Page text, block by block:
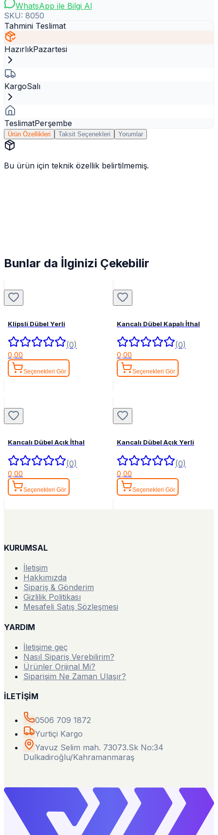
WhatsApp ile Bilgi Al
SKU: 8050
Tahmini Teslimat
HazırlıkPazartesi
KargoSalı
TeslimatPerşembe
Ürün Özellikleri Taksit Seçenekleri Yorumlar
Bu ürün için teknik özellik belirtilmemiş.
Bunlar da İlginizi Çekebilir
Klipsli Dübel Yerli
(0)
0,00
Seçenekleri Gör
Kancalı Dübel Kapalı İthal
(0)
0,00
Seçenekleri Gör
Kancalı Dübel Açık İthal
(0)
0,00
Seçenekleri Gör
Kancalı Dübel Açık Yerli
(0)
0,00
Seçenekleri Gör
KURUMSAL
İletişim
Hakkımızda
Sipariş & Gönderim
Gizlilik Politikası
Mesafeli Satış Sözleşmesi
YARDIM
İletişime geç
Nasıl Sipariş Verebilirim?
Ürünler Orijinal Mi?
Siparişim Ne Zaman Ulaşır?
İLETİŞİM
0506 709 1872
Yurtiçi Kargo
Yavuz Selim mah. 73073.Sk No:34
Dulkadiroğlu/Kahramanmaraş